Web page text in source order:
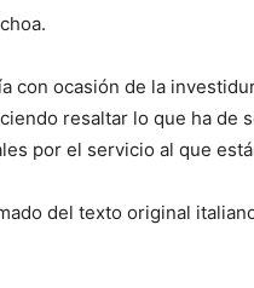
con ocasión de la
resaltar lo que ha de
por el servicio al que
del texto original